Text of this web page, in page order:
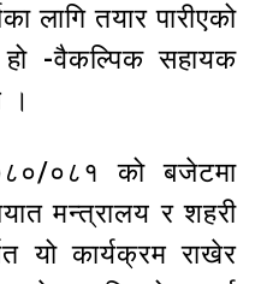
लागि तयार पारीएको
-वैकल्पिक सहायक
।
०८१ को बजेटमा
मन्त्रालय र शहरी
यो कार्यक्रम राखेर